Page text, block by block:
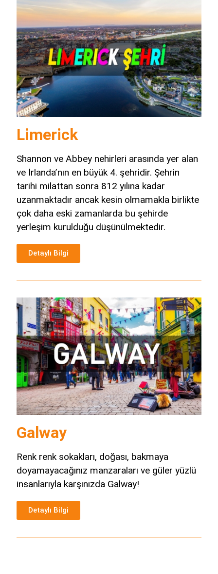
Limerick
Shannon ve Abbey nehirleri arasında yer alan
ve İrlanda’nın en büyük 4. şehridir. Şehrin
tarihi milattan sonra 812 yılına kadar
uzanmaktadır ancak kesin olmamakla birlikte
çok daha eski zamanlarda bu şehirde
yerleşim kurulduğu düşünülmektedir.
Detaylı Bilgi
Galway
Renk renk sokakları, doğası, bakmaya
doyamayacağınız manzaraları ve güler yüzlü
insanlarıyla karşınızda Galway!
Detaylı Bilgi